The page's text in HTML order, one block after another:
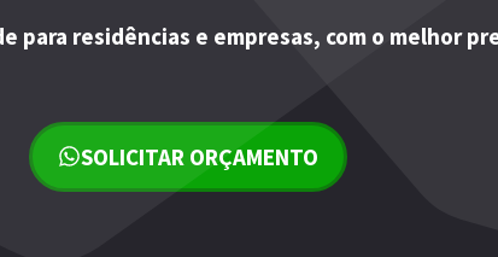
para residências e empresas, com o melhor
SOLICITAR ORÇAMENTO